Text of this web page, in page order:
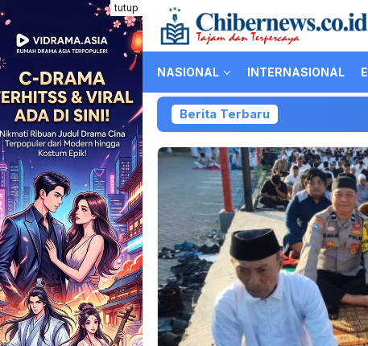
Loncat
ke
konten
tutup
NASIONAL INTERNASIONAL
Berita Terbaru Diduga